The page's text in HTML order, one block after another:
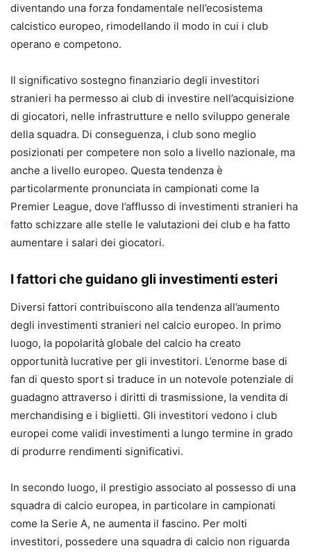
diventando una forza fondamentale nell’ecosistema
calcistico europeo, rimodellando il modo in cui i club
operano e competono.
Il significativo sostegno finanziario degli investitori
stranieri ha permesso ai club di investire nell’acquisizione
di giocatori, nelle infrastrutture e nello sviluppo generale
della squadra. Di conseguenza, i club sono meglio
posizionati per competere non solo a livello nazionale, ma
anche a livello europeo. Questa tendenza è
particolarmente pronunciata in campionati come la
Premier League, dove l’afflusso di investimenti stranieri ha
fatto schizzare alle stelle le valutazioni dei club e ha fatto
aumentare i salari dei giocatori.
I fattori che guidano gli investimenti esteri
Diversi fattori contribuiscono alla tendenza all’aumento
degli investimenti stranieri nel calcio europeo. In primo
luogo, la popolarità globale del calcio ha creato
opportunità lucrative per gli investitori. L’enorme base di
fan di questo sport si traduce in un notevole potenziale di
guadagno attraverso i diritti di trasmissione, la vendita di
merchandising e i biglietti. Gli investitori vedono i club
europei come validi investimenti a lungo termine in grado
di produrre rendimenti significativi.
In secondo luogo, il prestigio associato al possesso di una
squadra di calcio europea, in particolare in campionati
come la Serie A, ne aumenta il fascino. Per molti
investitori, possedere una squadra di calcio non riguarda